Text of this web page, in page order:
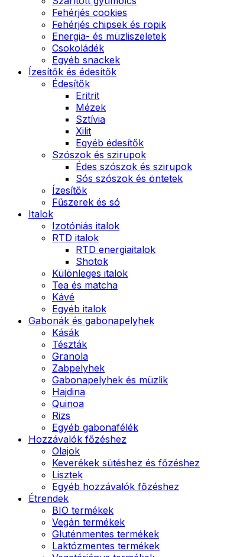
Fehérjés cookies
Fehérjés chipsek és ropik
Energia- és müzliszeletek
Csokoládék
Egyéb snackek
Ízesítők és édesítők
Édesítők
Eritrit
Mézek
Sztívia
Xilit
Egyéb édesítők
Szószok és szirupok
Édes szószok és szirupok
Sós szószok és öntetek
Ízesítők
Fűszerek és só
Italok
Izotóniás italok
RTD italok
RTD energiaitalok
Shotok
Különleges italok
Tea és matcha
Kávé
Egyéb italok
Gabonák és gabonapelyhek
Kásák
Tészták
Granola
Zabpelyhek
Gabonapelyhek és müzlik
Hajdina
Quinoa
Rizs
Egyéb gabonafélék
Hozzávalók főzéshez
Olajok
Keverékek sütéshez és főzéshez
Lisztek
Egyéb hozzávalók főzéshez
Étrendek
BIO termékek
Vegán termékek
Gluténmentes termékek
Laktózmentes termékek